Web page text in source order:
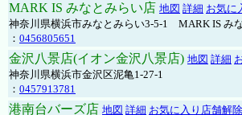
MARK IS みなとみらい店 地図 詳細 お気に
神奈川県横浜市みなとみらい3-5-1 MARK IS み
： 0456805651
金沢八景店(イオン金沢八景店) 地図 詳細
神奈川県横浜市金沢区泥亀1-27-1
： 0457913781
港南台バーズ店 地図 詳細 お気に入り店舗解除